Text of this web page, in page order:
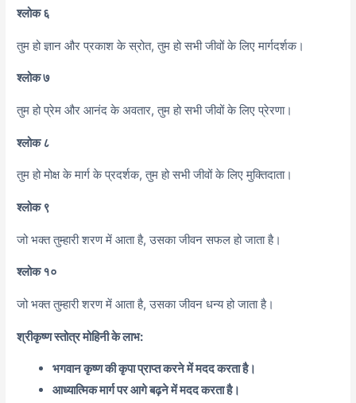
श्लोक ६
तुम हो ज्ञान और प्रकाश के स्रोत, तुम हो सभी जीवों के लिए मार्गदर्शक।
श्लोक ७
तुम हो प्रेम और आनंद के अवतार, तुम हो सभी जीवों के लिए प्रेरणा।
श्लोक ८
तुम हो मोक्ष के मार्ग के प्रदर्शक, तुम हो सभी जीवों के लिए मुक्तिदाता।
श्लोक ९
जो भक्त तुम्हारी शरण में आता है, उसका जीवन सफल हो जाता है।
श्लोक १०
जो भक्त तुम्हारी शरण में आता है, उसका जीवन धन्य हो जाता है।
श्रीकृष्ण स्तोत्र मोहिनी के लाभ:
भगवान कृष्ण की कृपा प्राप्त करने में मदद करता है।
आध्यात्मिक मार्ग पर आगे बढ़ने में मदद करता है।